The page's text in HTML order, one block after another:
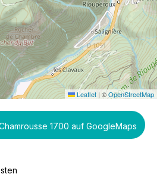
Leaflet | ©OpenStreetMap
1700 auf GoogleMaps